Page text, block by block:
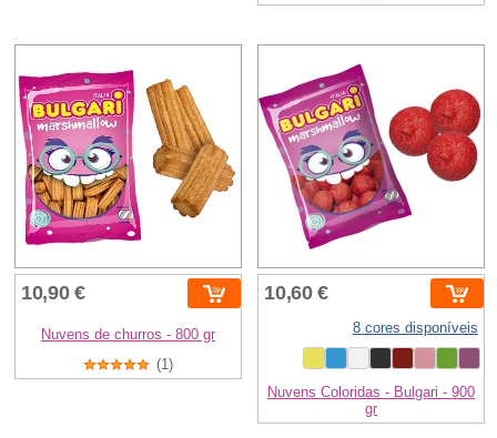
10,90 €
Nuvens de churros - 800 gr
(1)
10,60 €
8 cores disponíveis
Nuvens Coloridas - Bulgari - 900
gr